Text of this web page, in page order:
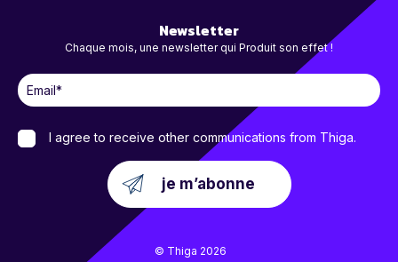
Newsletter
Chaque mois, une newsletter qui Produit son effet !
I agree to receive other communications from Thiga.
© Thiga 2026